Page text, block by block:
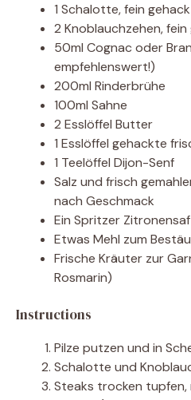
1 Schalotte, fein
2 Knoblauchzehen,
50ml Cognac oder
empfehlenswert!)
200ml Rinderbrühe
100ml Sahne
2 Esslöffel Butter
1 Esslöffel gehackte
1 Teelöffel Dijon-Senf
Salz und frisch
nach Geschmack
Ein Spritzer
Etwas Mehl zum
Frische Kräuter zur
Rosmarin)
Instructions
Pilze putzen und in
Schalotte und
Steaks trocken tupfen,